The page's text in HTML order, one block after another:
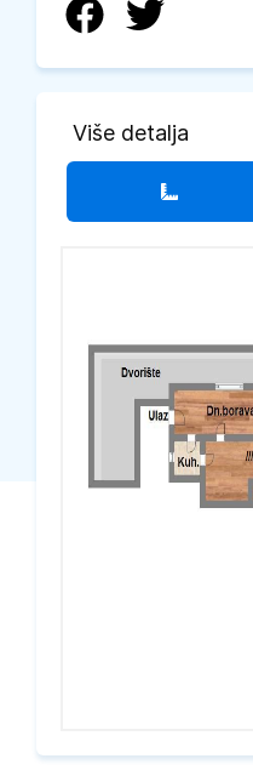
Više detalja